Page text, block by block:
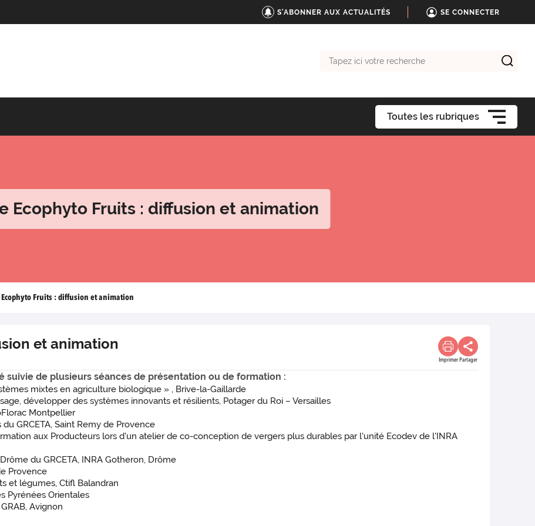
S'ABONNER AUX ACTUALITÉS SE CONNECTER
Toutes les rubriques
Ecophyto Fruits : diffusion et animation
Ecophyto Fruits : diffusion et animation
et animation
Imprimer Partager
suivie de plusieurs séances de présentation ou de formation :
mixtes en agriculture biologique » , Brive-la-Gaillarde
développer des systèmes innovants et résilients, Potager du Roi – Versailles
Montpellier
GRCETA, Saint Remy de Provence
aux Producteurs lors d'un atelier de co-conception de vergers plus durables par l'unité Ecodev de l'INRA
du GRCETA, INRA Gotheron, Drôme
Provence
et légumes, Ctifl Balandran
Pyrénées Orientales
Avignon